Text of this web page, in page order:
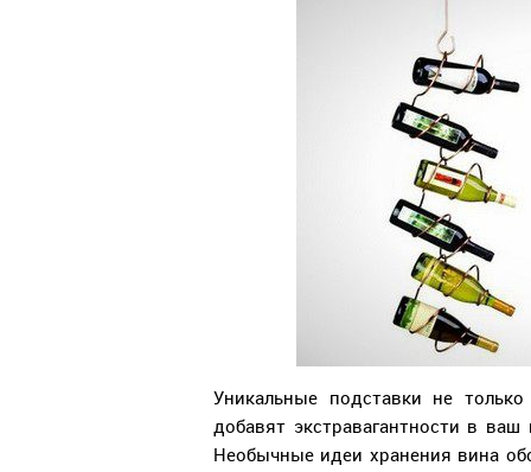
Уникальные подставки не
добавят экстравагантности в
Необычные идеи хранения вина